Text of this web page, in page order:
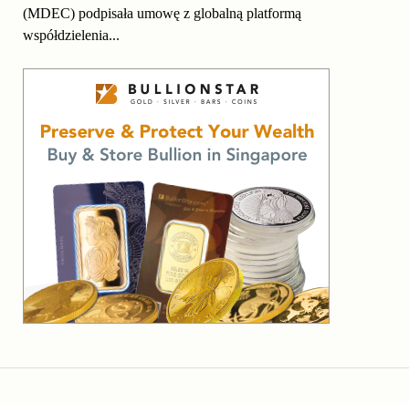
(MDEC) podpisała umowę z globalną platformą
współdzielenia...